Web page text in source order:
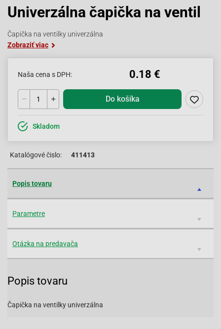
Univerzálna čapička na ventil
Čapička na ventilky univerzálna
Zobraziť viac
Naša cena s DPH: 0.18 €
Do košíka
Skladom
Katalógové čislo: 411413
Popis tovaru
Parametre
Otázka na predavača
Popis tovaru
Čapička na ventilky univerzálna